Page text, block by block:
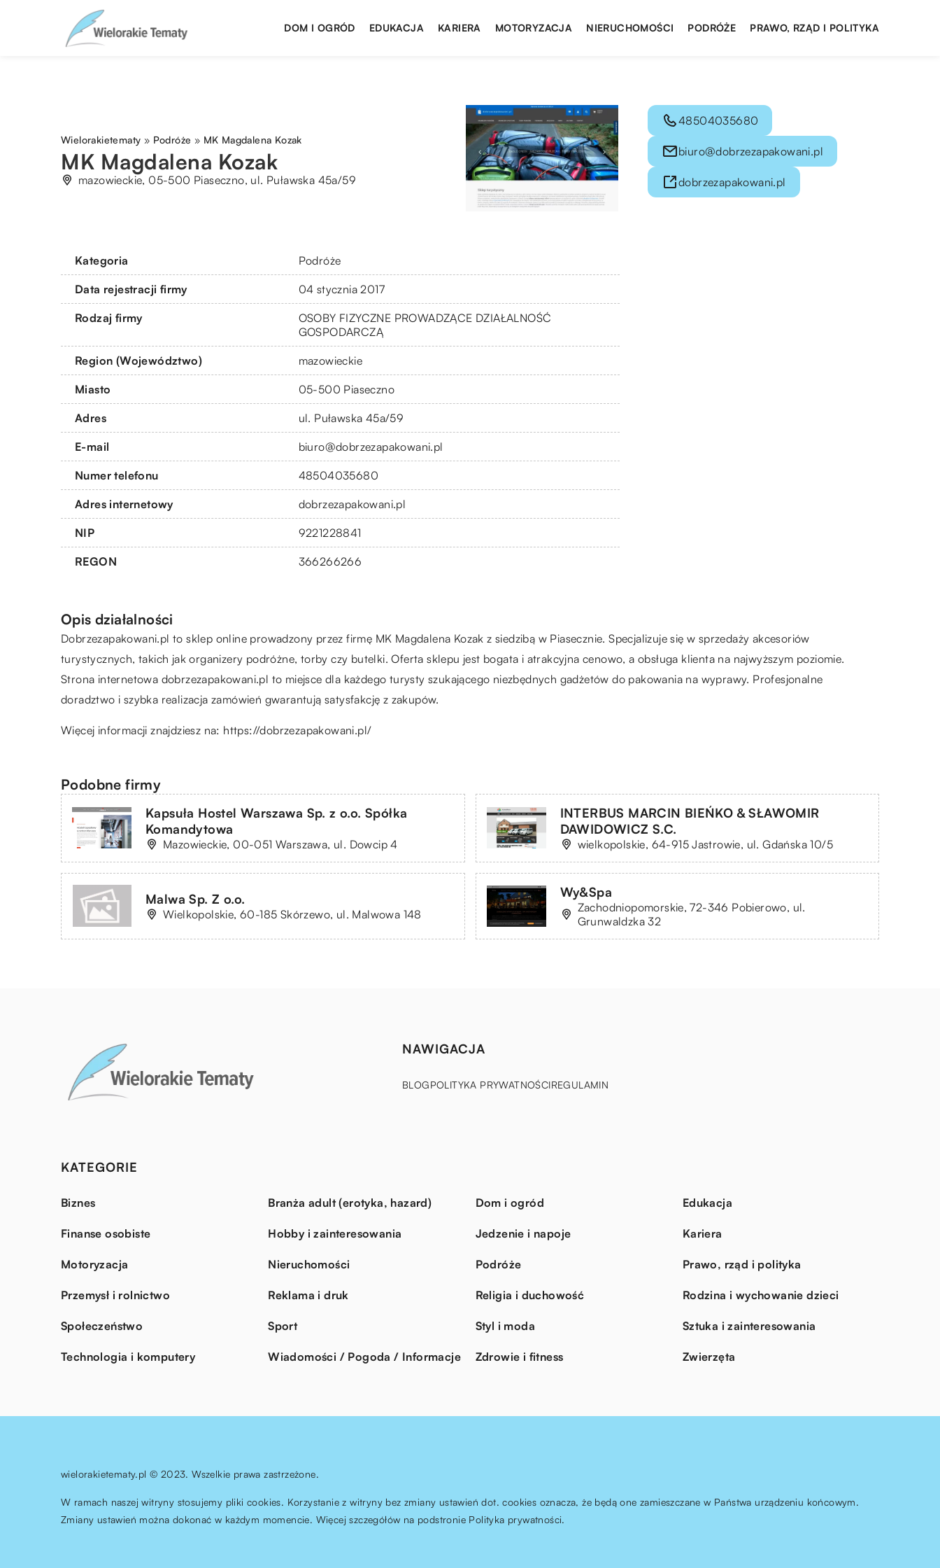
DOM I OGRÓD EDUKACJA KARIERA MOTORYZACJA NIERUCHOMOŚCI PODRÓŻE PRAWO, RZĄD I POLITYKA
Wielorakietematy » Podróże » MK Magdalena Kozak
MK Magdalena Kozak
mazowieckie, 05-500 Piaseczno, ul. Puławska 45a/59
Kategoria Podróże
Data rejestracji firmy 04 stycznia 2017
Rodzaj firmy
OSOBY FIZYCZNE PROWADZĄCE DZIAŁALNOŚĆ
GOSPODARCZĄ
Region (Województwo) mazowieckie
Miasto 05-500 Piaseczno
Adres ul. Puławska 45a/59
E-mail biuro@dobrzezapakowani.pl
Numer telefonu 48504035680
Adres internetowy dobrzezapakowani.pl
NIP 9221228841
REGON 366266266
48504035680
biuro@dobrzezapakowani.pl
dobrzezapakowani.pl
Opis działalności
Dobrzezapakowani.pl to sklep online prowadzony przez firmę MK Magdalena Kozak z siedzibą w Piasecznie. Specjalizuje się w sprzedaży akcesoriów
turystycznych, takich jak organizery podróżne, torby czy butelki. Oferta sklepu jest bogata i atrakcyjna cenowo, a obsługa klienta na najwyższym poziomie.
Strona internetowa dobrzezapakowani.pl to miejsce dla każdego turysty szukającego niezbędnych gadżetów do pakowania na wyprawy. Profesjonalne
doradztwo i szybka realizacja zamówień gwarantują satysfakcję z zakupów.
Więcej informacji znajdziesz na: https://dobrzezapakowani.pl/
Podobne firmy
Kapsuła Hostel Warszawa Sp. z o.o. Spółka
Komandytowa
Mazowieckie, 00-051 Warszawa, ul. Dowcip 4
INTERBUS MARCIN BIEŃKO & SŁAWOMIR
DAWIDOWICZ S.C.
wielkopolskie, 64-915 Jastrowie, ul. Gdańska 10/5
Malwa Sp. Z o.o.
Wielkopolskie, 60-185 Skórzewo, ul. Malwowa 148
Wy&Spa
Zachodniopomorskie, 72-346 Pobierowo, ul.
Grunwaldzka 32
NAWIGACJA
BLOGPOLITYKA PRYWATNOŚCIREGULAMIN
KATEGORIE
Biznes Branża adult (erotyka, hazard) Dom i ogród Edukacja
Finanse osobiste Hobby i zainteresowania Jedzenie i napoje Kariera
Motoryzacja Nieruchomości Podróże Prawo, rząd i polityka
Przemysł i rolnictwo Reklama i druk Religia i duchowość Rodzina i wychowanie dzieci
Społeczeństwo Sport Styl i moda Sztuka i zainteresowania
Technologia i komputery Wiadomości / Pogoda / Informacje Zdrowie i fitness Zwierzęta
wielorakietematy.pl © 2023. Wszelkie prawa zastrzeżone.
W ramach naszej witryny stosujemy pliki cookies. Korzystanie z witryny bez zmiany ustawień dot. cookies oznacza, że będą one zamieszczane w Państwa urządzeniu końcowym.
Zmiany ustawień można dokonać w każdym momencie. Więcej szczegółów na podstronie Polityka prywatności.